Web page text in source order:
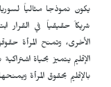
يكون نموذجا مثالياً
شريكاً حقيقياً في القرار
الأخرى، وتمنح المرأة
الإقليم يتميز بحياة
بالإقليم بحقوق المرأة